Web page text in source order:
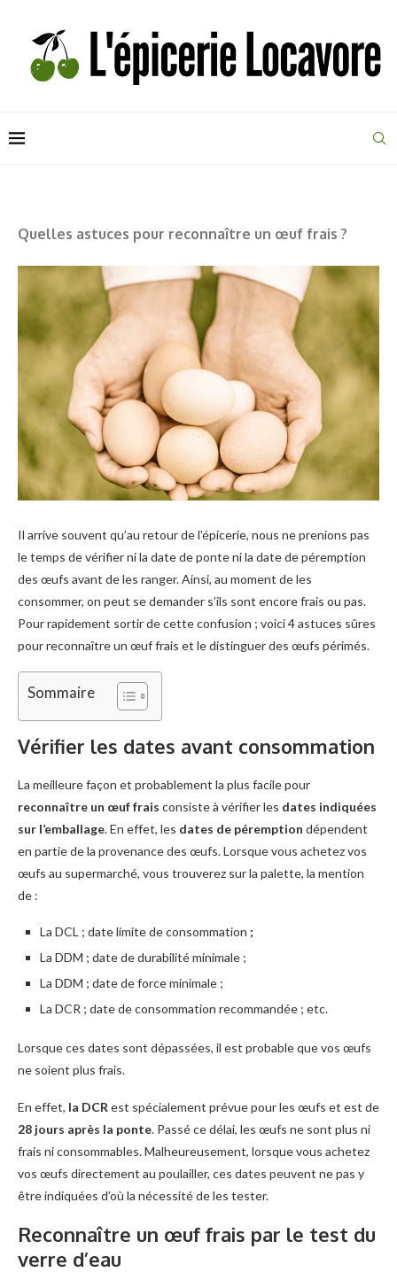
Quelles astuces pour reconnaître un œuf frais ?
Il arrive souvent qu’au retour de l’épicerie, nous ne prenions pas
le temps de vérifier ni la date de ponte ni la date de péremption
des œufs avant de les ranger. Ainsi, au moment de les
consommer, on peut se demander s’ils sont encore frais ou pas.
Pour rapidement sortir de cette confusion ; voici 4 astuces sûres
pour reconnaître un œuf frais et le distinguer des œufs périmés.
Sommaire
Vérifier les dates avant consommation
La meilleure façon et probablement la plus facile pour
reconnaître un œuf frais consiste à vérifier les dates indiquées
sur l’emballage. En effet, les dates de péremption dépendent
en partie de la provenance des œufs. Lorsque vous achetez vos
œufs au supermarché, vous trouverez sur la palette, la mention
de :
La DCL ; date limite de consommation ;
La DDM ; date de durabilité minimale ;
La DDM ; date de force minimale ;
La DCR ; date de consommation recommandée ; etc.
Lorsque ces dates sont dépassées, il est probable que vos œufs
ne soient plus frais.
En effet, la DCR est spécialement prévue pour les œufs et est de
28 jours après la ponte. Passé ce délai, les œufs ne sont plus ni
frais ni consommables. Malheureusement, lorsque vous achetez
vos œufs directement au poulailler, ces dates peuvent ne pas y
être indiquées d’où la nécessité de les tester.
Reconnaître un œuf frais par le test du
verre d’eau